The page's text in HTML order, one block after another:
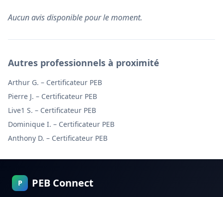
Aucun avis disponible pour le moment.
Autres professionnels à proximité
Arthur G. – Certificateur PEB
Pierre J. – Certificateur PEB
Live1 S. – Certificateur PEB
Dominique I. – Certificateur PEB
Anthony D. – Certificateur PEB
P PEB Connect